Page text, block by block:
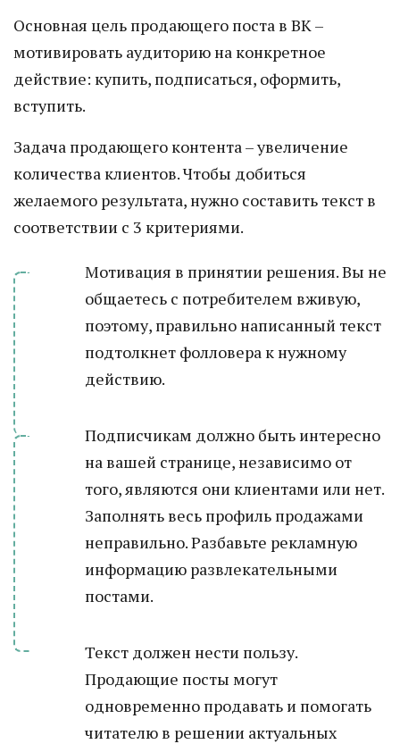
Основная цель продающего поста в ВК –
мотивировать аудиторию на конкретное
действие: купить, подписаться, оформить,
вступить.
Задача продающего контента – увеличение
количества клиентов. Чтобы добиться
желаемого результата, нужно составить текст в
соответствии с 3 критериями.
Мотивация в принятии решения. Вы не
общаетесь с потребителем вживую,
поэтому, правильно написанный текст
подтолкнет фолловера к нужному
действию.
Подписчикам должно быть интересно
на вашей странице, независимо от
того, являются они клиентами или нет.
Заполнять весь профиль продажами
неправильно. Разбавьте рекламную
информацию развлекательными
постами.
Текст должен нести пользу.
Продающие посты могут
одновременно продавать и помогать
читателю в решении актуальных